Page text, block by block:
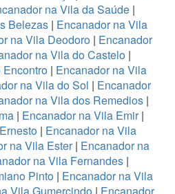
na Vila da Saúde|
Belezas | Encanador na Vila
na Vila Deodoro | Encanador
na Vila do Castelo |
| Encanador na Vila
na Vila do Sol | Encanador
na Vila dos Remedios |
| Encanador na Vila Emir|
| Encanador na Vila
na Vila Ester| Encanador na
na Vila Fernandes |
Pinto | Encanador na Vila
Vila Gumercindo | Encanador